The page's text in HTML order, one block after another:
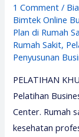
1 Comment /
Bimtek Online
Plan di Rumah
Rumah Sakit,
Penyusunan
PELATIHAN
Pelatihan
Center. Rumah
kesehatan